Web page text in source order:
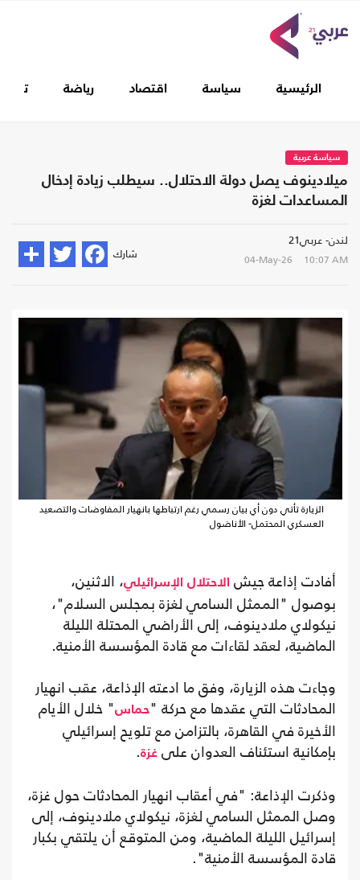
الرئيسية سياسة اقتصاد رياضة
سياسة عربية
ميلادينوف يصل دولة الاحتلال.. سيطلب زيادة إدخال
المساعدات لغزة
لندن- عربي21
04-May-26 10:07 AM شارك
الزيارة تأتي دون أي بيان رسمي رغم ارتباطها بانهيار المفاوضات والتصعيد
العسكري المحتمل- الأناضول
أفادت إذاعة جيش الاحتلال الإسرائيلي، الاثنين،
بوصول "الممثل السامي لغزة بمجلس السلام"،
نيكولاي ملادينوف، إلى الأراضي المحتلة الليلة
الماضية، لعقد لقاءات مع قادة المؤسسة الأمنية.
وجاءت هذه الزيارة، وفق ما ادعته الإذاعة، عقب انهيار
المحادثات التي عقدها مع حركة "حماس" خلال الأيام
الأخيرة في القاهرة، بالتزامن مع تلويح إسرائيلي
بإمكانية استئناف العدوان على غزة.
وذكرت الإذاعة: "في أعقاب انهيار المحادثات حول غزة،
وصل الممثل السامي لغزة، نيكولاي ملادينوف، إلى
إسرائيل الليلة الماضية، ومن المتوقع أن يلتقي بكبار
قادة المؤسسة الأمنية".